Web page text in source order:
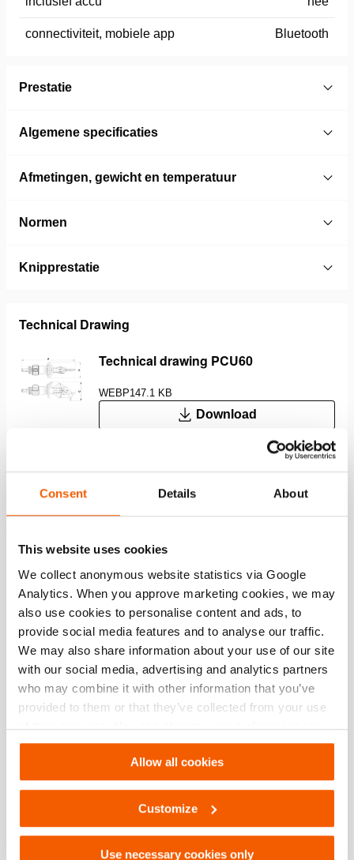
Consent Details About
This website uses cookies
We collect anonymous website statistics via Google
Analytics. When you approve marketing cookies, we may
also use cookies to personalise content and ads, to
provide social media features and to analyse our traffic.
We may also share information about your use of our site
with our social media, advertising and analytics partners
who may combine it with other information that you’ve
provided to them or that they’ve collected from your use
of their services. You can change your preferences via
Settings. See ourcookiestatement.
Allow all cookies
Customize
Use necessary cookies only
connectiviteit, mobiele app Bluetooth
Prestatie
Algemene specificaties
Afmetingen, gewicht en temperatuur
Normen
Knipprestatie
Technical Drawing
Technical drawing PCU60
WEBP147.1 KB
Download
Functies
reddingsoperaties
Snelste schaar op de markt dankzij Stepless Speed
Maximization (gepatenteerd) – Het gereedschap
optimaliseert continu de instellingen van de motor en
pomp, zodat je bij elke belasting van het gereedschap
de hoogst mogelijke snelheid krijgt
Maximale bedieningsflexibiliteit met twee
snelheidsstanden – Lagere snelheid voor training/demo
en de snelle Pentheon stand
hantering van het gereedschap
Inline bedieningshandgreep met twee snelheden –
Schakel tussen hoge en lage snelheid en behoud altijd
Gegarandeerd maximaal vermogen gedurende de gehele